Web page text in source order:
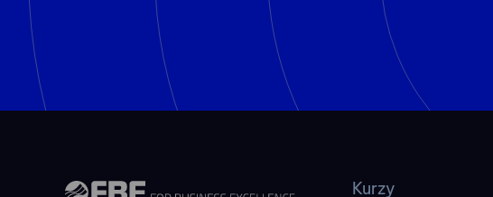
Kurzy